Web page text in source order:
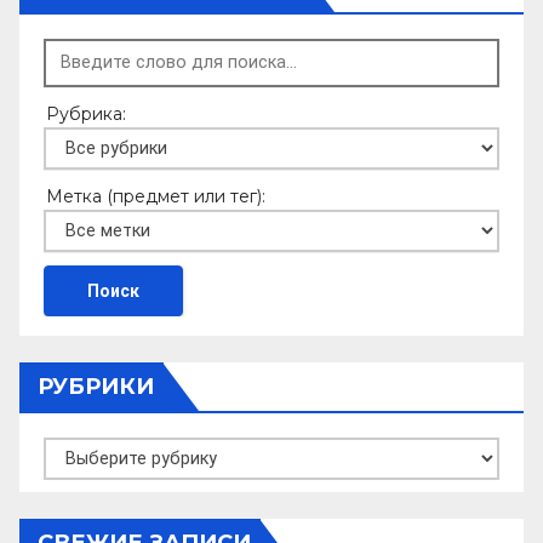
Рубрика:
Метка (предмет или тег):
РУБРИКИ
Рубрики